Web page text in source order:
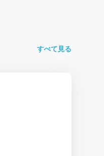
すべて見る